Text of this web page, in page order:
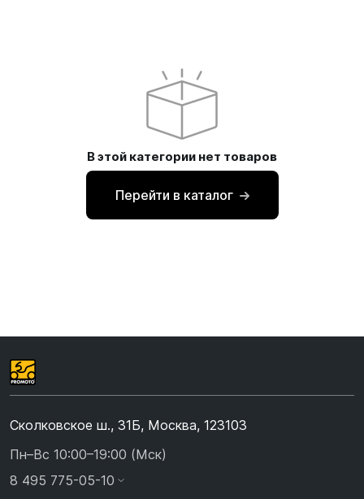
В этой категории нет товаров
Перейти в каталог
Сколковское ш., 31Б, Москва, 123103
Пн–Вс 10:00–19:00 (Мск)
8 495 775-05-10